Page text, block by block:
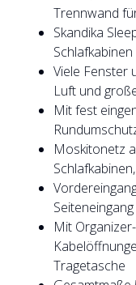
Trennwand
Skandika
Viele Fenster
Luft und
Mit fest
Moskitonetz
Mit
Tragetasche